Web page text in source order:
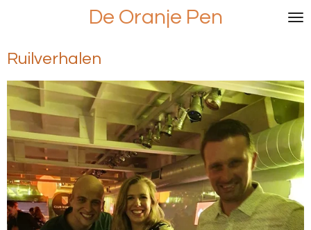
de
hoofdinhoud
De Oranje Pen
Ruilverhalen